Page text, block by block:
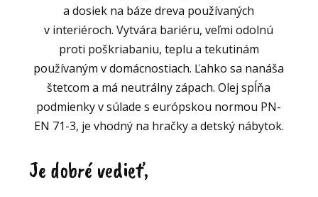
a dosiek na báze dreva používaných
v interiéroch. Vytvára bariéru, veľmi odolnú
proti poškriabaniu, teplu a tekutinám
používaným v domácnostiach. Ľahko sa nanáša
štetcom a má neutrálny zápach. Olej spĺňa
podmienky v súlade s európskou normou PN-
EN 71-3, je vhodný na hračky a detský nábytok.
Je dobré vedieť,